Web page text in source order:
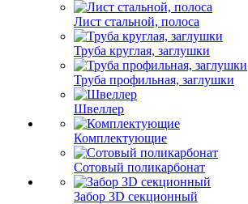
Лист стальной, полоса
Труба круглая, заглушки
Труба профильная, заглушки
Швеллер
Комплектующие
Сотовый поликарбонат
Забор 3D секционный